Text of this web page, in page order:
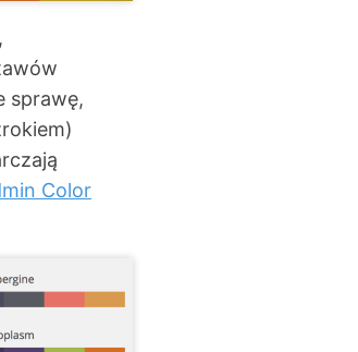
sprawę,
Color